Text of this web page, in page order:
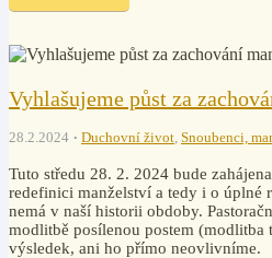
Vyhlašujeme půst za
28.2.2024 Duchovní život, Snoubenci,
Tuto středu 28. 2. 2024 bude
redefinici manželství a tedy i o úplné
nemá v naší historii obdoby.
modlitbě posílenou postem (modlitba
výsledek, ani ho přímo neovlivníme.